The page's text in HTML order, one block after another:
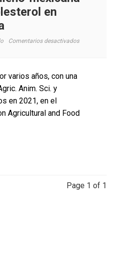
en
Comentarios desactivadosen
en
varios años, con una
Anim. Sci. y
en 2021, en el
Agricultural and Food
Page 1 of 1